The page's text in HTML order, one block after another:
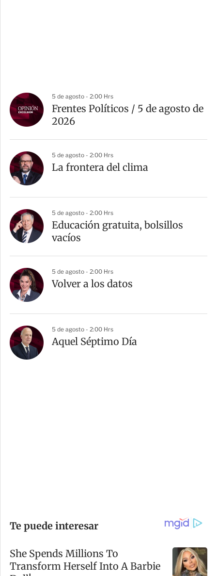
5 de agosto - 2:00 Hrs
Frentes Políticos / 5 de agosto de
2026
5 de agosto - 2:00 Hrs
La frontera del clima
5 de agosto - 2:00 Hrs
Educación gratuita, bolsillos
vacíos
5 de agosto - 2:00 Hrs
Volver a los datos
5 de agosto - 2:00 Hrs
Aquel Séptimo Día